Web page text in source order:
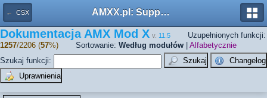
← CSX AMXX.pl: Support AMX Mod X i SourceMod
Dokumentacja AMX Mod X v. 11.5
Uzupełnionych funkcji:
1257/2206 (57%) Sortowanie: Według modułów
Alfabetycznie
Szukaj funkcji: